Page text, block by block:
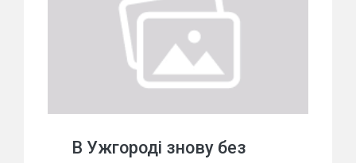
В Ужгороді знову без